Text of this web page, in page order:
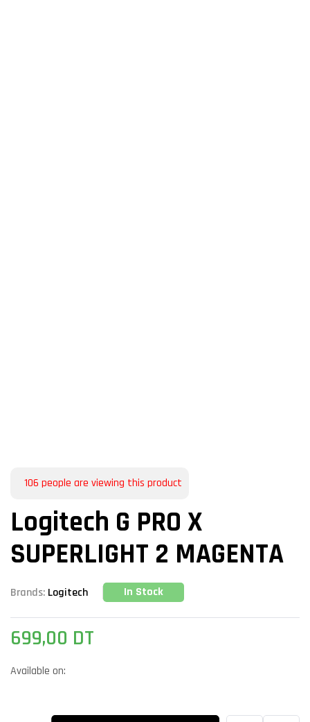
106 people are viewing this product
Logitech G PRO X
SUPERLIGHT 2 MAGENTA
Brands: Logitech In Stock
699,00 DT
Available on: